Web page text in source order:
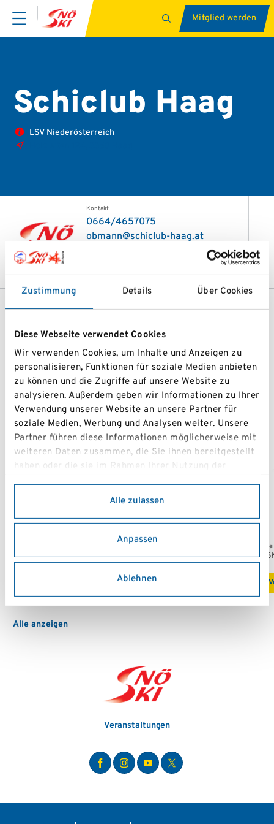
Zustimmung Details Über Cookies
Diese Webseite verwendet Cookies
Wir verwenden Cookies, um Inhalte und Anzeigen zu
personalisieren, Funktionen für soziale Medien anbieten
zu können und die Zugriffe auf unsere Website zu
analysieren. Außerdem geben wir Informationen zu Ihrer
Verwendung unserer Website an unsere Partner für
soziale Medien, Werbung und Analysen weiter. Unsere
Partner führen diese Informationen möglicherweise mit
weiteren Daten zusammen, die Sie ihnen bereitgestellt
haben oder die sie im Rahmen Ihrer Nutzung der
Alle zulassen
Anpassen
Ablehnen
Mitglied werden
Schiclub Haag
LSV Niederösterreich
Kontakt
0664/4657075
obmann@schiclub-haag.at
Academy1.at
Alle anzeigen
Veranstaltungen